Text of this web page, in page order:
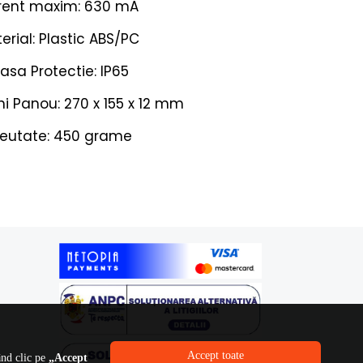
maxim: 630 mA
Plastic ABS/PC
Protectie: IP65
Panou: 270 x 155 x 12 mm
450 grame
clic pe „Accept Accept toate